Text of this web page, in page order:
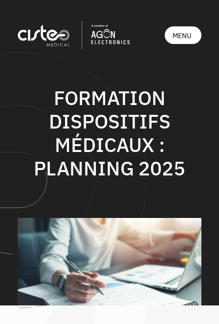
FORMATION
DISPOSITIFS
MÉDICAUX :
PLANNING 2025